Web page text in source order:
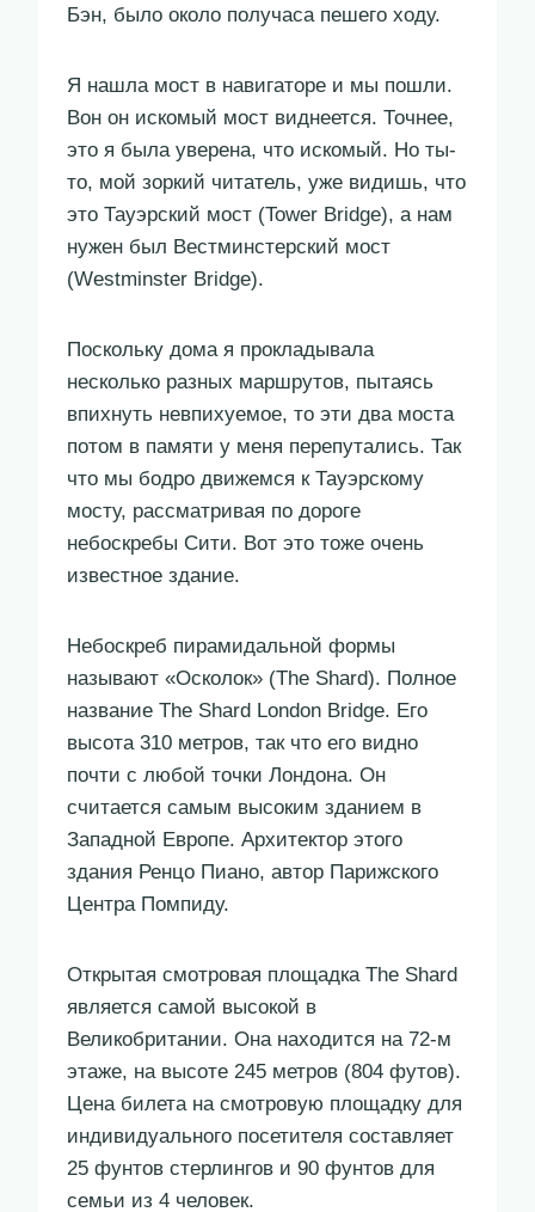
Бэн, было около получаса пешего ходу.
Я нашла мост в навигаторе и мы пошли.
Вон он искомый мост виднеется. Точнее,
это я была уверена, что искомый. Но ты-
то, мой зоркий читатель, уже видишь, что
это Тауэрский мост (Tower Bridge), а нам
нужен был Вестминстерский мост
(Westminster Bridge).
Поскольку дома я прокладывала
несколько разных маршрутов, пытаясь
впихнуть невпихуемое, то эти два моста
потом в памяти у меня перепутались. Так
что мы бодро движемся к Тауэрскому
мосту, рассматривая по дороге
небоскребы Сити. Вот это тоже очень
известное здание.
Небоскреб пирамидальной формы
называют «Осколок» (The Shard). Полное
название The Shard London Bridge. Его
высота 310 метров, так что его видно
почти с любой точки Лондона. Он
считается самым высоким зданием в
Западной Европе. Архитектор этого
здания Ренцо Пиано, автор Парижского
Центра Помпиду.
Открытая смотровая площадка The Shard
является самой высокой в
Великобритании. Она находится на 72-м
этаже, на высоте 245 метров (804 футов).
Цена билета на смотровую площадку для
индивидуального посетителя составляет
25 фунтов стерлингов и 90 фунтов для
семьи из 4 человек.